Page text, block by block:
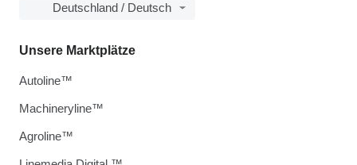
Deutschland / Deutsch
Unsere Marktplätze
Autoline™
Machineryline™
Agroline™